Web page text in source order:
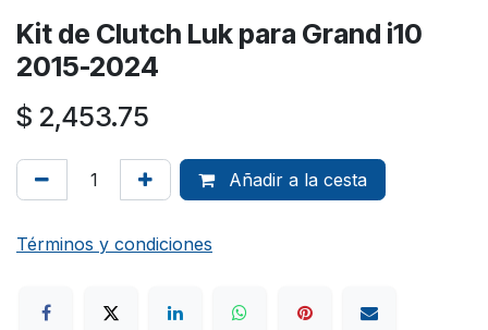
Kit de Clutch Luk para Grand i10
2015-2024
$ 2,453.75
Añadir a la cesta
Términos y condiciones